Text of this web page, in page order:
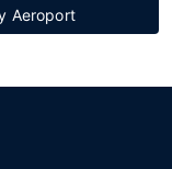
Aeroport